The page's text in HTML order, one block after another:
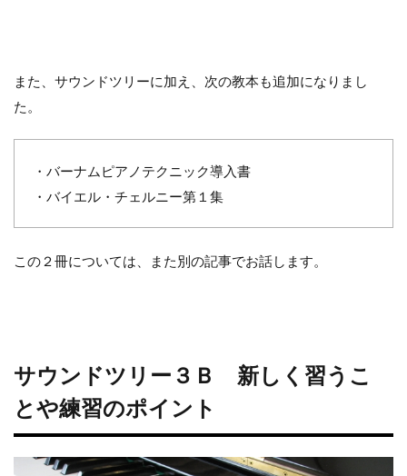
また、サウンドツリーに加え、次の教本も追加になりまし
た。
・バーナムピアノテクニック導入書
・バイエル・チェルニー第１集
この２冊については、また別の記事でお話します。
サウンドツリー３Ｂ 新しく習うこ
とや練習のポイント